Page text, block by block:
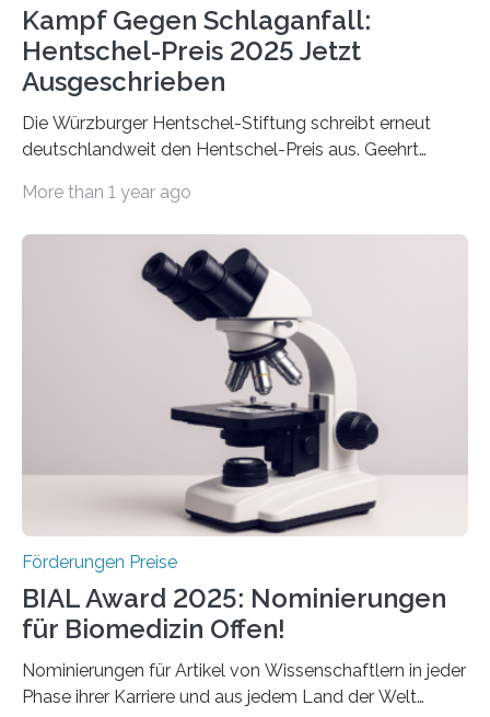
Kampf Gegen Schlaganfall:
Hentschel-Preis 2025 Jetzt
Ausgeschrieben
Die Würzburger Hentschel-Stiftung schreibt erneut
deutschlandweit den Hentschel-Preis aus. Geehrt
hochrangige wissenschaftliche Publikation zum Thema
Schlaganfall“ mit Sitz in Würzburg fördert die
Schlaganfallforschung, um die Behandlung der
Betroffenen zu verbessern. Dazu schreibt sie auch in
diesem Jahr wieder deutschlandweit den Hentschel-
Preis aus. Er richtet sich gezielt an jüngere
Forscherinnen und Forscher unter 40 Jahren. Geehrt
werden soll eine herausragende Doktorarbeit oder eine
hochrangige wissenschaftliche Publikation zum Thema
More than 1 year ago
Förderungen Preise
BIAL Award 2025: Nominierungen
für Biomedizin Offen!
Nominierungen für Artikel von Wissenschaftlern in jeder
Phase ihrer Karriere und aus jedem Land der Welt